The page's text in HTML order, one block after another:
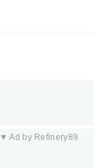
▼ Ad by Refinery89